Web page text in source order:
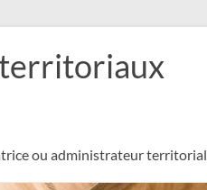
ou administrateur territorial